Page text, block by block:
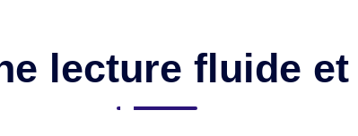
lecture fluide